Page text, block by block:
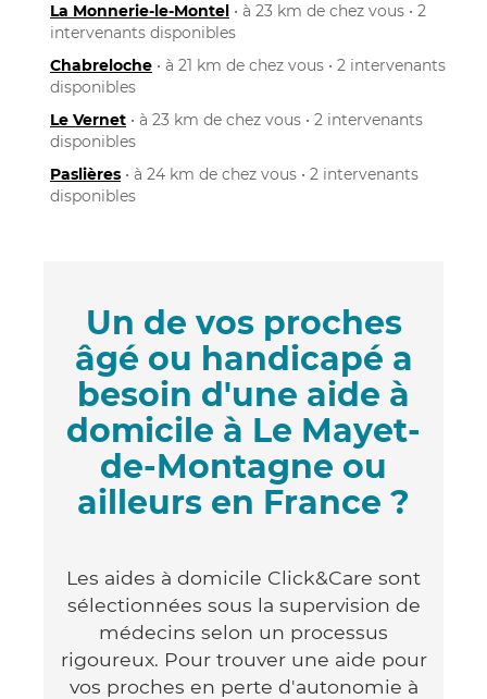
La Monnerie-le-Montel • à 23 km de chez vous • 2
intervenants disponibles
Chabreloche • à 21 km de chez vous • 2 intervenants
disponibles
Le Vernet • à 23 km de chez vous • 2 intervenants
disponibles
Paslières • à 24 km de chez vous • 2 intervenants
disponibles
Un de vos proches
âgé ou handicapé a
besoin d'une aide à
domicile à Le Mayet-
de-Montagne ou
ailleurs en France ?
Les aides à domicile Click&Care sont
sélectionnées sous la supervision de
médecins selon un processus
rigoureux. Pour trouver une aide pour
vos proches en perte d'autonomie à